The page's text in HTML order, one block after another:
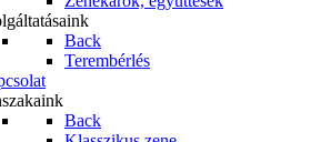
Back
Terembérlés
Back